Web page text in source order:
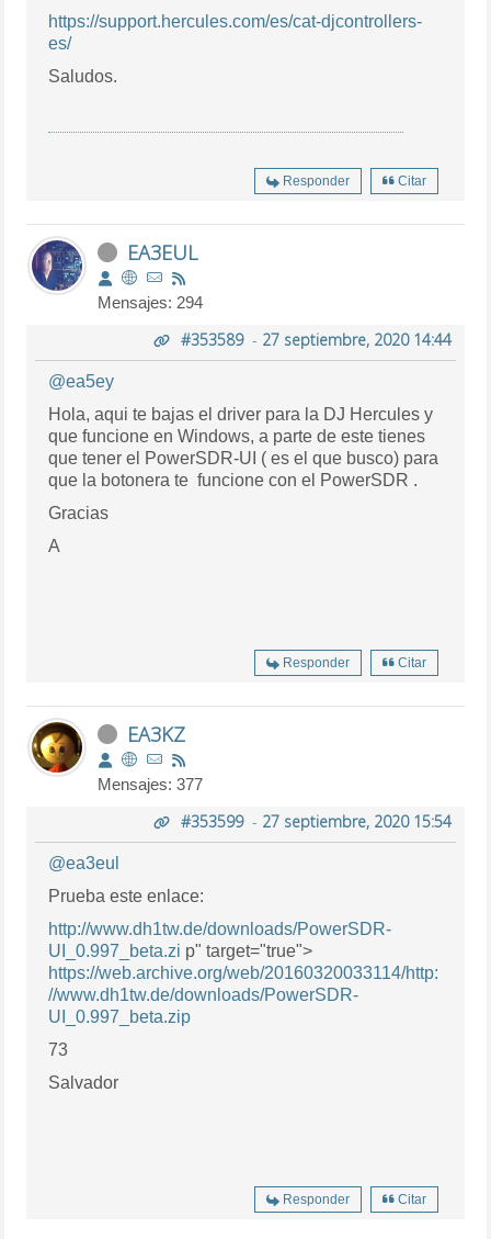
https://support.hercules.com/es/cat-djcontrollers-
es/
Saludos.
Responder Citar
EA3EUL
Mensajes: 294
#353589- 27 septiembre, 2020 14:44
@ea5ey
Hola, aqui te bajas el driver para la DJ Hercules y
que funcione en Windows, a parte de este tienes
que tener el PowerSDR-UI ( es el que busco) para
que la botonera te funcione con el PowerSDR .
Gracias
A
Responder Citar
EA3KZ
Mensajes: 377
#353599- 27 septiembre, 2020 15:54
@ea3eul
Prueba este enlace:
http://www.dh1tw.de/downloads/PowerSDR-
UI_0.997_beta.zi p" target="true">
https://web.archive.org/web/20160320033114/http:
//www.dh1tw.de/downloads/PowerSDR-
UI_0.997_beta.zip
73
Salvador
Responder Citar